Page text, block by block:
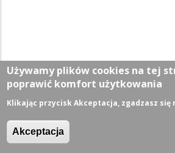
Używamy plików cookies na tej
poprawić komfort użytkowania
Klikając przycisk Akceptacja, zgadzasz się
Akceptacja